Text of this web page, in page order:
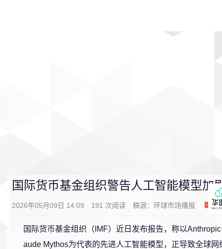
国际货币基金组织警告人工智能模型加
2026年05月09日 14:09 191 次阅读 稿源： 环球市场播报 0
国际货币基金组织（IMF）近日发布报告，称以
aude Mythos为代表的先进人工智能模型，正导致全球网